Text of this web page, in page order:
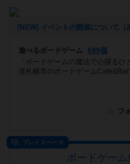
[NEW] イベントの開催について（
遊べるボードゲーム
699個
「ボードゲームの魔法で心躍る
道札幌市のボードゲームCafe&Bar
フ
プレイスペース
ボードゲー